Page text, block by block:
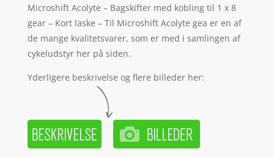
Microshift Acolyte – Bagskifter med kobling til 1 x 8
gear – Kort laske – Til Microshift Acolyte gea er en af
de mange kvalitetsvarer, som er med i samlingen af
cykeludstyr her på siden.
Yderligere beskrivelse og flere billeder her: